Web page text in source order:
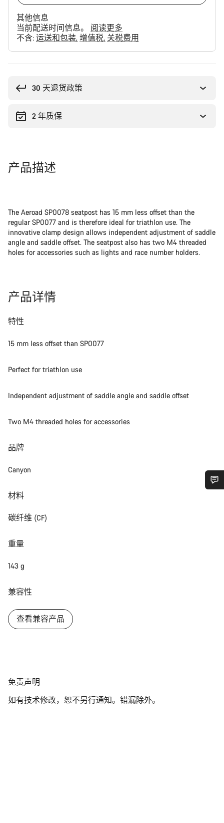
其他信息
当前配送时间信息。 阅读更多
不含: 运送和包装 增值税 关税费用
30 天退货政策
2 年质保
产品描述
The Aeroad SP0078 seatpost has 15 mm less offset than the
regular SP0077 and is therefore ideal for triathlon use. The
innovative clamp design allows independent adjustment of saddle
angle and saddle offset. The seatpost also has two M4 threaded
holes for accessories such as lights and race number holders.
产品详情
特性
15 mm less offset than SP0077
Perfect for triathlon use
Independent adjustment of saddle angle and saddle offset
Two M4 threaded holes for accessories
品牌
Canyon
材料
碳纤维 (CF)
重量
143 g
兼容性
查看兼容产品
免
声
免责声明
如有技术修改，恕不另行通知。错漏除外。
我们的客户支持专家正在等待为您答疑解惑。